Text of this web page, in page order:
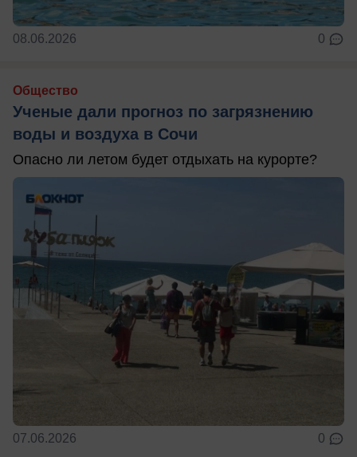
08.06.2026 0
Общество
Ученые дали прогноз по загрязнению
воды и воздуха в Сочи
Опасно ли летом будет отдыхать на курорте?
07.06.2026 0